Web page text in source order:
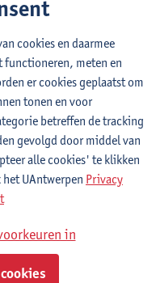
cookies en daarmee
functioneren, meten en
er cookies geplaatst om
tonen en voor
betreffen de tracking
gevolgd door middel van
alle cookies' te klikken
UAntwerpen Privacy
in